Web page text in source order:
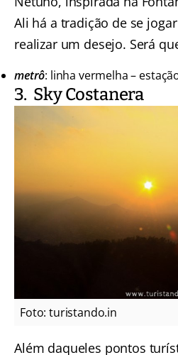
Ali há a tradição de se
realizar um desejo. Será
metrô: linha vermelha –
3. Sky Costanera
Foto: turistando.in
Além daqueles pontos